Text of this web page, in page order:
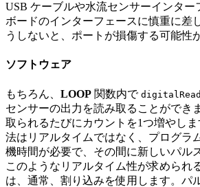
USB ケーブルや水流センサーインター
ボードのインターフェースに慎重に差
うしないと、ポートが損傷する可能性
ソフトウェア
もちろん、 LOOP 関数内で
センサーの出力を読み取ることができ
取られるたびにカウントを1つ増やし
法はリアルタイムではなく、プログラ
機時間が必要で、その間に新しいパル
このようなリアルタイム性が求められ
は、通常、割り込みを使用します。パ